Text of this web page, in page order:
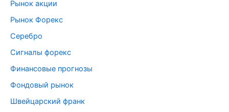
Рынок акции
Рынок Форекс
Серебро
Сигналы форекс
Финансовые прогнозы
Фондовый рынок
Швейцарский франк